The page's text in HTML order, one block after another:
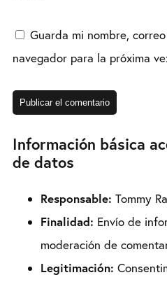
Guarda mi nombre,
navegador para la próxima
Información básica
de datos
Responsable: Tommy
Finalidad: Envío de
moderación de
Legitimación: